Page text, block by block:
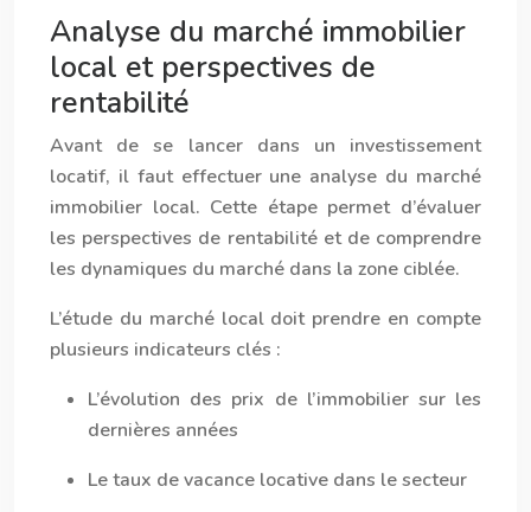
Analyse du marché immobilier
local et perspectives de
rentabilité
Avant de se lancer dans un investissement
locatif, il faut effectuer une analyse du marché
immobilier local. Cette étape permet d’évaluer
les perspectives de rentabilité et de comprendre
les dynamiques du marché dans la zone ciblée.
L’étude du marché local doit prendre en compte
plusieurs indicateurs clés :
L’évolution des prix de l’immobilier sur les
dernières années
Le taux de vacance locative dans le secteur